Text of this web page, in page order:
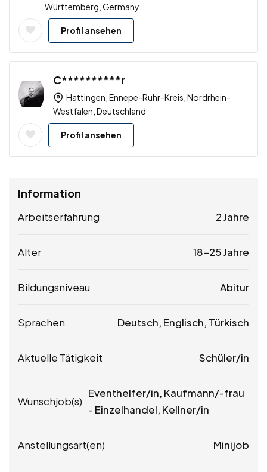
Württemberg, Germany
Profil ansehen
C**********r
Hattingen, Ennepe-Ruhr-Kreis, Nordrhein-
Westfalen, Deutschland
Profil ansehen
Information
Arbeitserfahrung 2 Jahre
Alter 18-25 Jahre
Bildungsniveau Abitur
Sprachen Deutsch, Englisch, Türkisch
Aktuelle Tätigkeit Schüler/in
Wunschjob(s)
Eventhelfer/in, Kaufmann/-frau
- Einzelhandel, Kellner/in
Anstellungsart(en) Minijob